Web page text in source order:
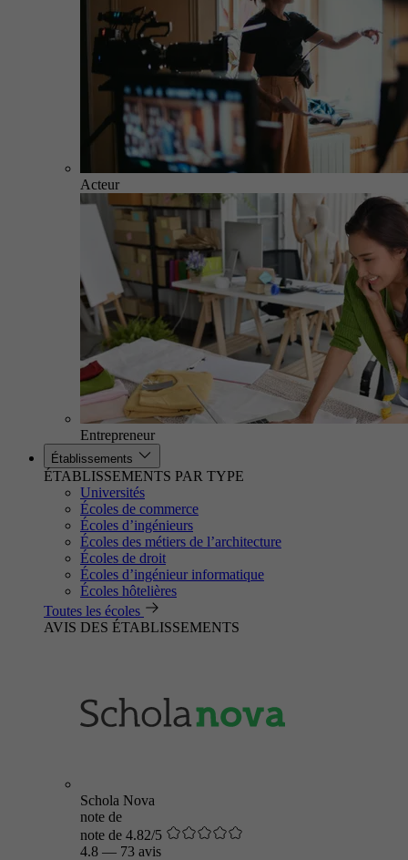
Acteur
Entrepreneur
Établissements
ÉTABLISSEMENTS PAR TYPE
Universités
Écoles de commerce
Écoles d’ingénieurs
Écoles des métiers de l’architecture
Écoles de droit
Écoles d’ingénieur informatique
Écoles hôtelières
Toutes les écoles
AVIS DES ÉTABLISSEMENTS
Schola Nova
note de
note de 4.82/5
4.8 — 73 avis